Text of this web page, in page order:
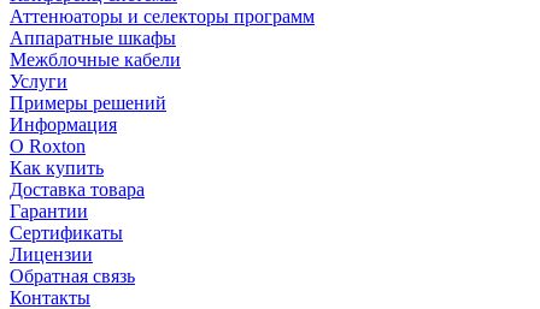
Аттенюаторы и селекторы программ
Аппаратные шкафы
Межблочные кабели
Услуги
Примеры решений
Информация
О Roxton
Как купить
Доставка товара
Гарантии
Сертификаты
Лицензии
Обратная связь
Контакты